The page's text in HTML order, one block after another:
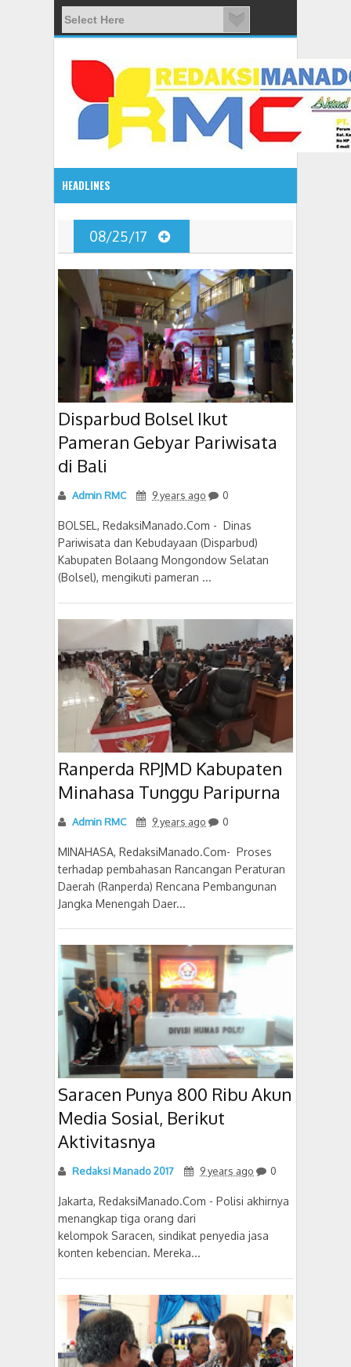
HEADLINES
08:03 AM
ADVETORIAL JONRU GANTIKAN MONO PIMPIN DPRD
08/25/17
Disparbud Bolsel Ikut
Pameran Gebyar Pariwisata
di Bali
Admin RMC 9 years ago 0
BOLSEL, RedaksiManado.Com - Dinas
Pariwisata dan Kebudayaan (Disparbud)
Kabupaten Bolaang Mongondow Selatan
(Bolsel), mengikuti pameran ...
Ranperda RPJMD Kabupaten
Minahasa Tunggu Paripurna
Admin RMC 9 years ago 0
MINAHASA, RedaksiManado.Com- Proses
terhadap pembahasan Rancangan Peraturan
Daerah (Ranperda) Rencana Pembangunan
Jangka Menengah Daer...
Saracen Punya 800 Ribu Akun
Media Sosial, Berikut
Aktivitasnya
Redaksi Manado 2017 9 years ago 0
Jakarta, RedaksiManado.Com - Polisi akhirnya
menangkap tiga orang dari
kelompok Saracen, sindikat penyedia jasa
konten kebencian. Mereka...